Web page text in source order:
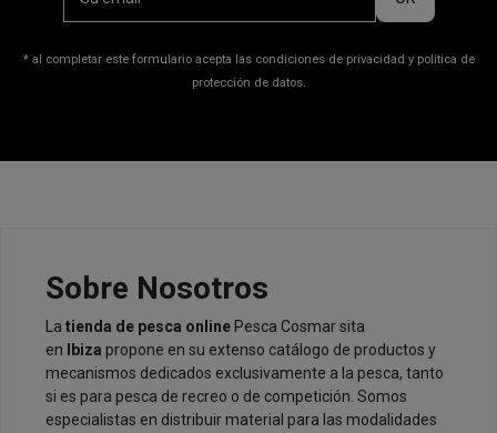
* al completar este formulario acepta las condiciones de privacidad y política de
protección de datos.
Sobre Nosotros
La tienda de pesca online Pesca Cosmar sita
en
Ibiza propone en su extenso catálogo de productos y
mecanismos dedicados exclusivamente a la pesca, tanto
si es para pesca de recreo o de competición. Somos
especialistas en distribuir material para las modalidades